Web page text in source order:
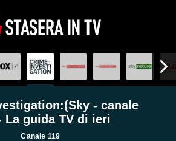
- canale
La guida TV di ieri
Canale 119